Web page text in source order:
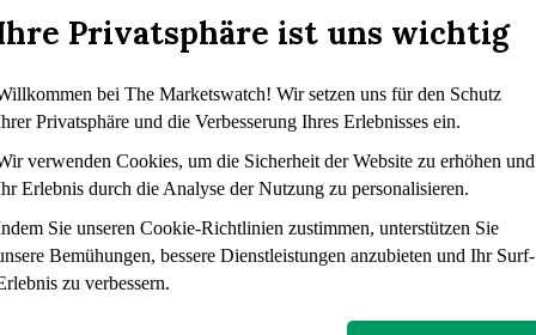
dieser wirtschaftlichen Variablen sind auch im
spürbar. Der Hausbauer Lennar meldete einen
4,4%, obwohl der Gewinn die Erwartungen der
Das Unternehmen führte diesen Rückgang auf die
und die volatile Zinslandschaft zurück.
Fisker stürzte um 53% ab, nachdem
nach Chapter 11 beantragt hatte, was den
für die finanzielle Schieflage nannte das
Privatsphäre ist uns wichtig
bei The Marketswatch! Wir setzen uns für den Schutz
Privatsphäre und die Verbesserung Ihres Erlebnisses ein.
verwenden Cookies, um die Sicherheit der Website zu erhöhen und
Erlebnis durch die Analyse der Nutzung zu personalisieren.
Sie unseren Cookie-Richtlinien zustimmen, unterstützen Sie
Bemühungen, bessere Dienstleistungen anzubieten und Ihr Surf-
zu verbessern.